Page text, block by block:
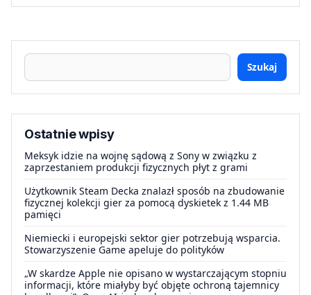
Szukaj
Ostatnie wpisy
Meksyk idzie na wojnę sądową z Sony w związku z
zaprzestaniem produkcji fizycznych płyt z grami
Użytkownik Steam Decka znalazł sposób na zbudowanie
fizycznej kolekcji gier za pomocą dyskietek z 1.44 MB
pamięci
Niemiecki i europejski sektor gier potrzebują wsparcia.
Stowarzyszenie Game apeluje do polityków
„W skardze Apple nie opisano w wystarczającym stopniu
informacji, które miałyby być objęte ochroną tajemnicy